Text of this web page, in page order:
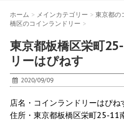
ホーム > メインカテゴリー > 東京都の
橋区のコインランドリー >
東京都板橋区栄町
リーはぴねす
2020/09/09
店名・コインランドリーはぴね
住所・東京都板橋区栄町25-11